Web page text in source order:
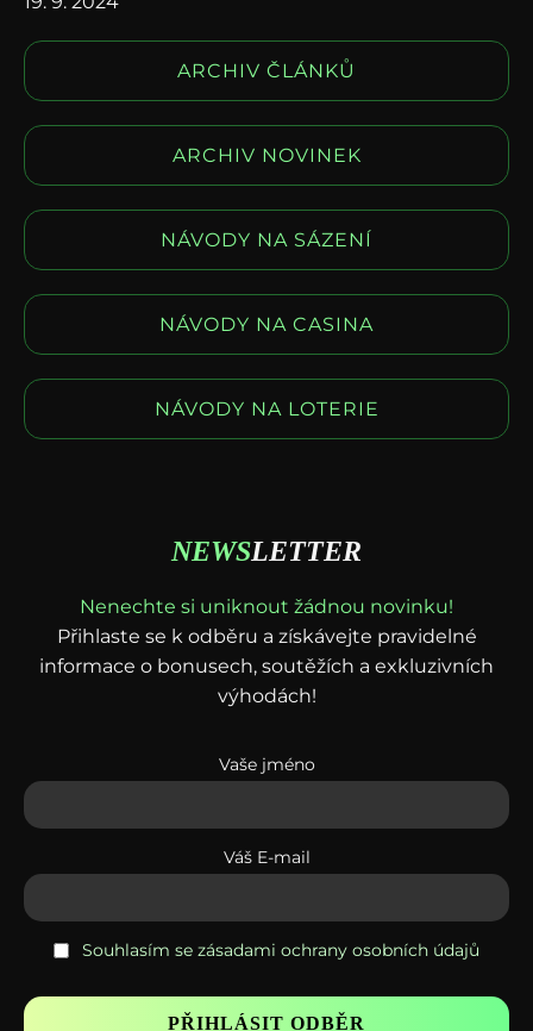
ARCHIV ČLÁNKŮ
ARCHIV NOVINEK
NÁVODY NA SÁZENÍ
NÁVODY NA CASINA
NÁVODY NA LOTERIE
NEWSLETTER
Nenechte si uniknout žádnou novinku!
Přihlaste se k odběru a získávejte pravidelné
informace o bonusech, soutěžích a exkluzivních
výhodách!
Vaše jméno
Váš E-mail
Souhlasím se zásadami ochrany osobních údajů